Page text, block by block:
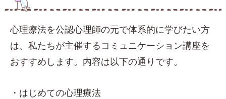
心理療法を公認心理師の元で体系的に学びたい方
は、私たちが主催するコミュニケーション講座を
おすすめします。内容は以下の通りです。
・はじめての心理療法